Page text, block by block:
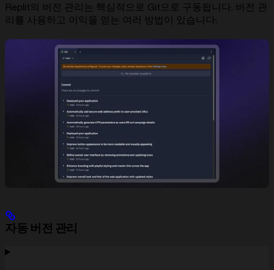
Replit의 버전 관리는 핵심적으로 Git으로 구동됩니다. 버전 관
리를 사용하고 이익을 얻는 여러 방법이 있습니다:
자동 버전 관리